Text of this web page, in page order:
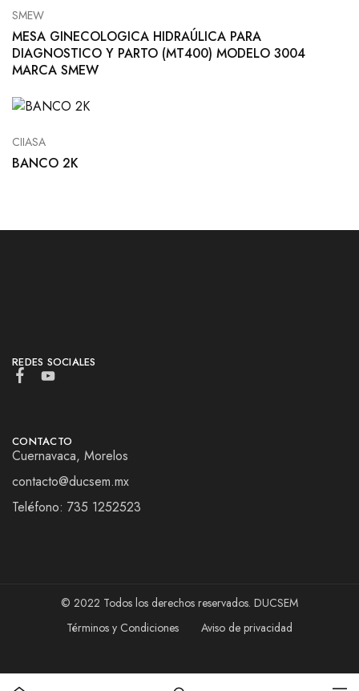
SMEW
MESA GINECOLOGICA HIDRAÚLICA PARA
DIAGNOSTICO Y PARTO (MT400) MODELO 3004
MARCA SMEW
CIIASA
BANCO 2K
REDES SOCIALES
CONTACTO
Cuernavaca, Morelos
contacto@ducsem.mx
Teléfono: 735 1252523
© 2022 Todos los derechos reservados. DUCSEM
Términos y Condiciones
Aviso de privacidad